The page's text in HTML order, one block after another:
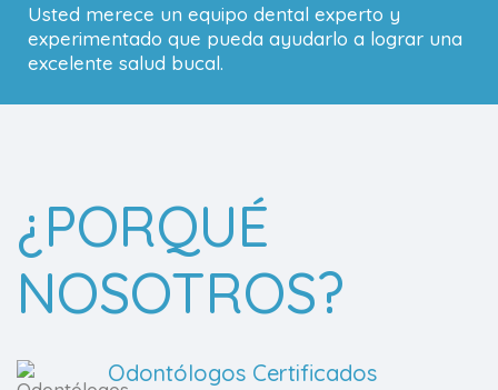
Usted merece un equipo dental experto y
experimentado que pueda ayudarlo a lograr una
excelente salud bucal.
¿PORQUÉ
NOSOTROS?
Odontólogos Certificados